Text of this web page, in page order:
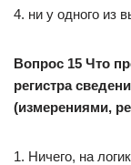
4. ни у одного из
Вопрос 15 Что
регистра
(измерениями,
1. Ничего, на